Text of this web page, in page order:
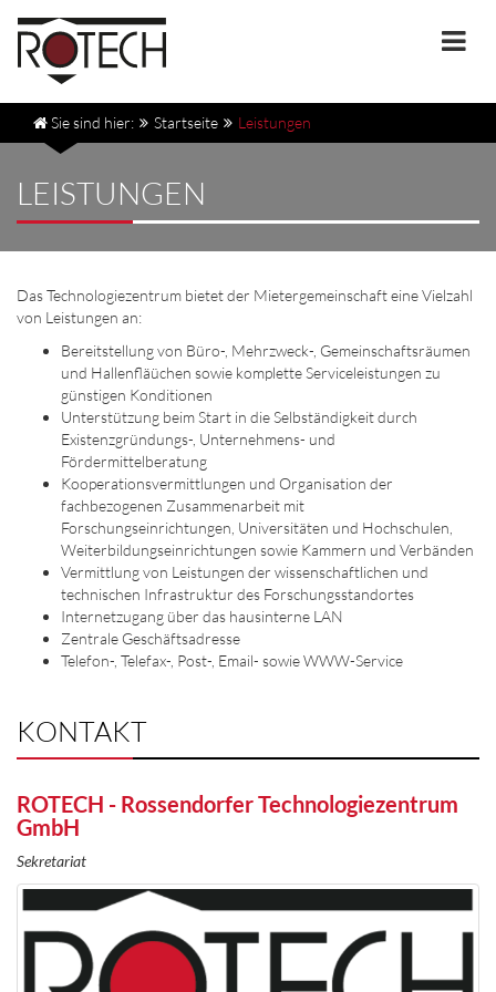
Sie sind hier: Startseite Leistungen
LEISTUNGEN
Das Technologiezentrum bietet der Mietergemeinschaft eine Vielzahl
von Leistungen an:
Bereitstellung von Büro-, Mehrzweck-, Gemeinschaftsräumen
und Hallenfläüchen sowie komplette Serviceleistungen zu
günstigen Konditionen
Unterstützung beim Start in die Selbständigkeit durch
Existenzgründungs-, Unternehmens- und
Fördermittelberatung
Kooperationsvermittlungen und Organisation der
fachbezogenen Zusammenarbeit mit
Forschungseinrichtungen, Universitäten und Hochschulen,
Weiterbildungseinrichtungen sowie Kammern und Verbänden
Vermittlung von Leistungen der wissenschaftlichen und
technischen Infrastruktur des Forschungsstandortes
Internetzugang über das hausinterne LAN
Zentrale Geschäftsadresse
Telefon-, Telefax-, Post-, Email- sowie WWW-Service
KONTAKT
ROTECH - Rossendorfer Technologiezentrum
GmbH
Sekretariat